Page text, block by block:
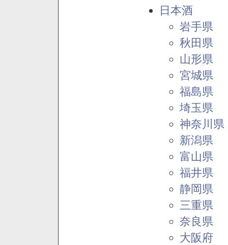
日本酒
岩手県
秋田県
山形県
宮城県
福島県
埼玉県
神奈川県
新潟県
富山県
福井県
静岡県
三重県
奈良県
大阪府